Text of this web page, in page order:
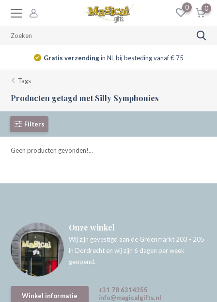
0 0
Gratis verzendingin NL bij besteding vanaf € 75
Tags
Producten getagd met Silly Symphonies
Filters
Geen producten gevonden!...
Onze winkel
Wij zijn gevestigd aan de Groenmarkt 203 - 205
in Dordrecht en wij zijn 6 dagen per week
geopend.
Winkel informatie
+31 78 6314355
info@magicalgifts.nl